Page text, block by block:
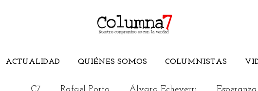
ACTUALIDAD QUIÉNES SOMOS COLUMNISTAS
C7 Rafael Porto Álvaro Echeverri